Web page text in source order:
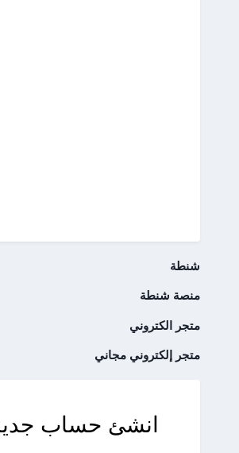
شنطة
منصة شنطة
متجر الكتروني
متجر إلكتروني مجاني
انشئ حساب